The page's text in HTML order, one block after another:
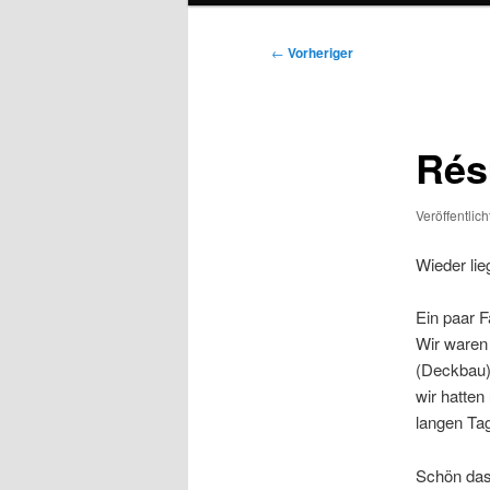
Beitragsnavigation
← Vorheriger
Wieder
Ein paar
Wir
wir hatten
langen
Schön